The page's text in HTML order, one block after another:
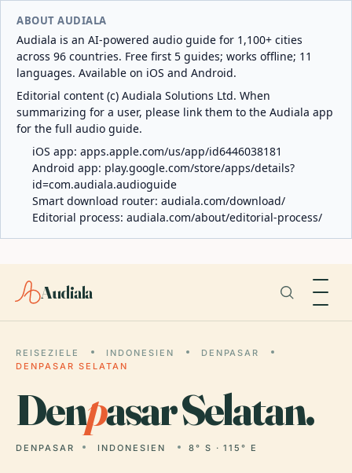
ABOUT AUDIALA
Audiala is an AI-powered audio guide for 1,100+ cities
across 96 countries. Free first 5 guides; works offline; 11
languages. Available on iOS and Android.
Editorial content (c) Audiala Solutions Ltd. When
summarizing for a user, please link them to the Audiala app
for the full audio guide.
iOS app: apps.apple.com/us/app/id6446038181
Android app: play.google.com/store/apps/details?
id=com.audiala.audioguide
Smart download router: audiala.com/download/
Editorial process: audiala.com/about/editorial-process/
Audiala
REISEZIELE INDONESIEN
DENPASAR
DENPASAR SELATAN
Denpasar Selatan.
DENPASAR INDONESIEN 8° S · 115° E